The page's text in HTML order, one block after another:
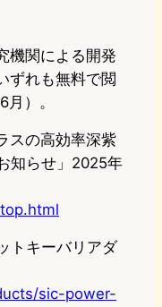
機関による開発
ずれも無料で閲
）。
スの高効率深紫
知らせ」2025年
トキーバリアダ
sic-power-